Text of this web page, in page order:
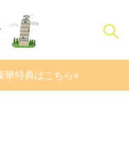
華特典はこちら»